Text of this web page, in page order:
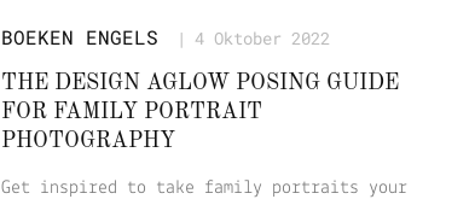
BOEKEN ENGELS 4 Oktober 2022
THE DESIGN AGLOW POSING GUIDE
FOR FAMILY PORTRAIT
PHOTOGRAPHY
Get inspired to take family portraits your